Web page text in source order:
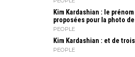
Kim Kardashian : le
proposées pour la photo
PEOPLE
Kim Kardashian : et de
PEOPLE